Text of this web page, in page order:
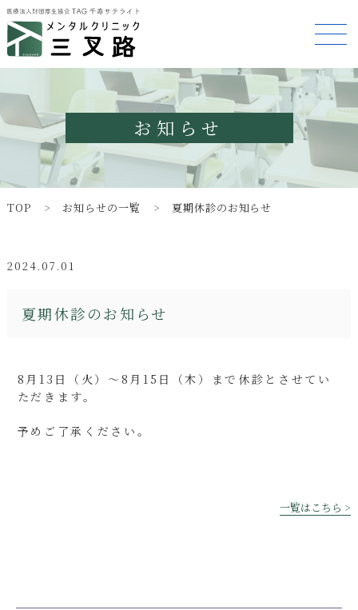
お知らせ
TOP お知らせの一覧 夏期休診のお知らせ
2024.07.01
夏期休診のお知らせ
8月13日（火）～8月15日（木）まで休診とさせてい
ただきます。
予めご了承ください。
一覧はこちら >